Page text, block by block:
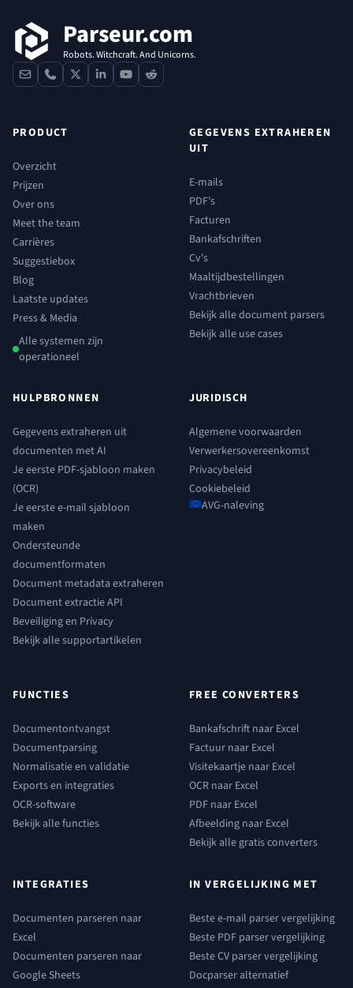
Parseur.com
Robots. Witchcraft. And Unicorns.
contactphone
x linkedinyoutube
reddit
PRODUCT
Overzicht
Prijzen
Over ons
Meet the team
Carrières
Suggestiebox
Blog
Laatste updates
Press & Media
Alle systemen zijn
operationeel
GEGEVENS EXTRAHEREN
UIT
E-mails
PDF’s
Facturen
Bankafschriften
Cv's
Maaltijdbestellingen
Vrachtbrieven
Bekijk alle document parsers
Bekijk alle use cases
HULPBRONNEN
Gegevens extraheren uit
documenten met AI
Je eerste PDF-sjabloon maken
(OCR)
Je eerste e-mail sjabloon
maken
Ondersteunde
documentformaten
Document metadata extraheren
Document extractie API
Beveiliging en Privacy
Bekijk alle supportartikelen
JURIDISCH
Algemene voorwaarden
Verwerkersovereenkomst
Privacybeleid
Cookiebeleid
AVG-naleving
FUNCTIES
Documentontvangst
Documentparsing
Normalisatie en validatie
Exports en integraties
OCR-software
Bekijk alle functies
FREE CONVERTERS
Bankafschrift naar Excel
Factuur naar Excel
Visitekaartje naar Excel
OCR naar Excel
PDF naar Excel
Afbeelding naar Excel
Bekijk alle gratis converters
INTEGRATIES
Documenten parseren naar
Excel
Documenten parseren naar
Google Sheets
IN VERGELIJKING MET
Beste e-mail parser vergelijking
Beste PDF parser vergelijking
Beste CV parser vergelijking
Docparser alternatief